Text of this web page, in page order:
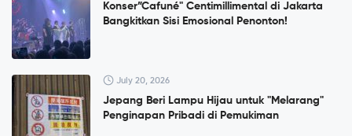
Konser”Cafuné" Centimillimental di Jakarta
Bangkitkan Sisi Emosional Penonton!
July 20, 2026
Jepang Beri Lampu Hijau untuk "Melarang"
Penginapan Pribadi di Pemukiman